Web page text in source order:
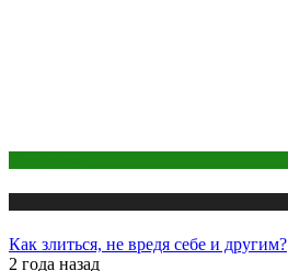
Как злиться, не вредя себе и другим?
2 года назад